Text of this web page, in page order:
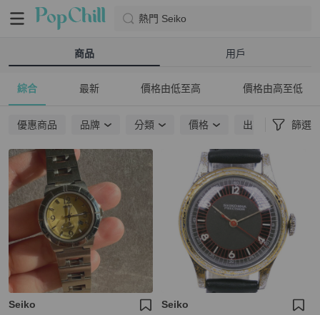
熱門 Seiko
商品 用戶
綜合 最新 價格由低至高 價格由高至低
優惠商品 品牌 分類 價格 出貨地點 篩選
Seiko Seiko